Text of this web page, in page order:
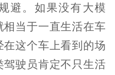
避。如果没有大模
当于一直生活在车
在这个车上看到的场
驶员肯定不只生活